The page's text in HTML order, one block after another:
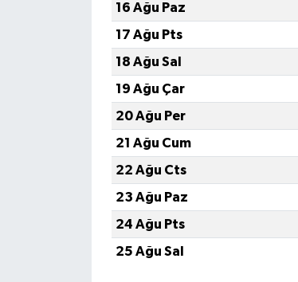
16 Ağu Paz
17 Ağu Pts
18 Ağu Sal
19 Ağu Çar
20 Ağu Per
21 Ağu Cum
22 Ağu Cts
23 Ağu Paz
24 Ağu Pts
25 Ağu Sal